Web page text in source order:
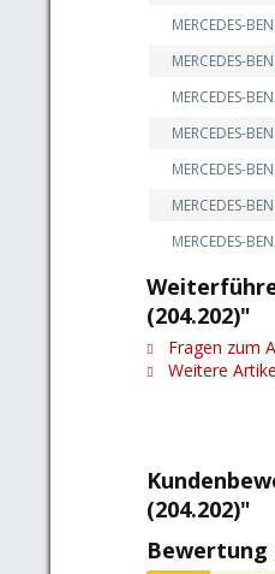
MERCEDES-
MERCEDES-
MERCEDES-
MERCEDES-
MERCEDES-
MERCEDES-
MERCEDES-
(204.202)"
Fragen zum
Weitere
(204.202)"
Bewertung